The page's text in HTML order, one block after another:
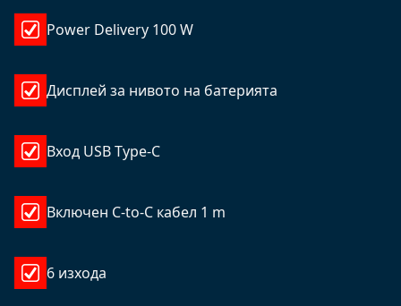
Power Delivery 100 W
Дисплей за нивото на батерията
Вход USB Type-C
Включен C-to-C кабел 1 m
6 изхода